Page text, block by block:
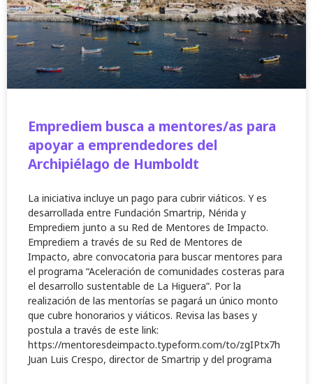
Emprediem busca a mentores/as para
apoyar a emprendedores del
Archipiélago de Humboldt
La iniciativa incluye un pago para cubrir viáticos. Y es
desarrollada entre Fundación Smartrip, Nérida y
Emprediem junto a su Red de Mentores de Impacto.
Emprediem a través de su Red de Mentores de
Impacto, abre convocatoria para buscar mentores para
el programa “Aceleración de comunidades costeras para
el desarrollo sustentable de La Higuera”. Por la
realización de las mentorías se pagará un único monto
que cubre honorarios y viáticos. Revisa las bases y
postula a través de este link:
https://mentoresdeimpacto.typeform.com/to/zgIPtx7h
Juan Luis Crespo, director de Smartrip y del programa